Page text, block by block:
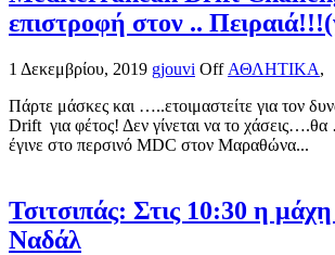
επιστροφή στον ..
1 Δεκεμβρίου, 2019 gjouvi Off ΑΘΛΗΤΙΚΑ,
Πάρτε μάσκες και …..ετοιμαστείτε για τον
Drift για φέτος! Δεν γίνεται να το χάσεις….θα
έγινε στο περσινό MDC στον Μαραθώνα...
Τσιτσιπάς: Στις 10:30 η
Ναδάλ